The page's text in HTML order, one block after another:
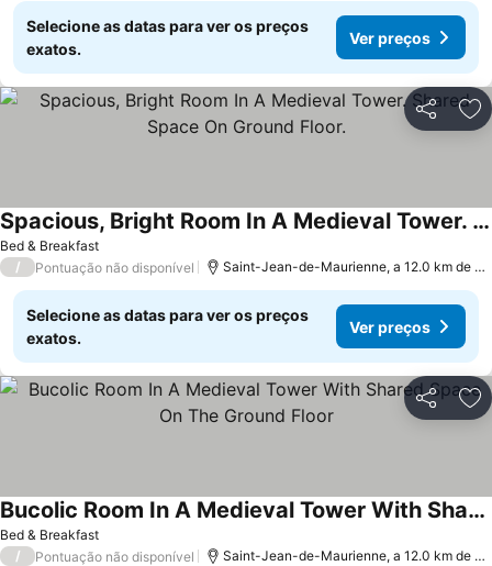
Selecione as datas para ver os preços
exatos.
Ver preços
Partilhar
Bed & Breakfast
Spacious, Bright Room In A Medieval Tower. Shared Space On Ground Floor.
Ver preços
/ Pontuação não disponível Saint-Jean-de-Maurienne, a 12.0 km de
Selecione as datas para ver os preços
exatos.
Ver preços
Partilhar
Bed & Breakfast
Bucolic Room In A Medieval Tower With Shared Space On The Ground Floor
Ver preços
/ Pontuação não disponível Saint-Jean-de-Maurienne, a 12.0 km de